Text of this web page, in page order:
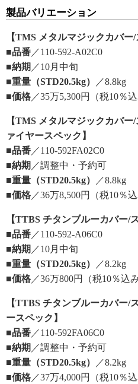
製品バリエーション
【TMS メタルマジックカバー
■品番 ／110-592-A02C0
■納期 ／10月中旬
■重量（STD20.5kg）
／8.8kg
■価格 ／35万5,300円（税10％込
【TMS メタルマジックカバ
ァイヤースペック】
■品番 ／110-592FA02C0
■納期 ／調整中・予約可
■重量（STD20.5kg）
／8.8kg
■価格 ／36万8,500円（税10％込
【TTBS チタンブルーカバー/
■品番 ／110-592-A06C0
■納期 ／10月中旬
■重量（STD20.5kg）
／8.2kg
■価格 ／36万800円（税10％込み
【TTBS チタンブルーカバー/
ースペック】
■品番 ／110-592FA06C0
■納期 ／調整中・予約可
■重量（STD20.5kg）
／8.2kg
■価格 ／37万4,000円（税10％込